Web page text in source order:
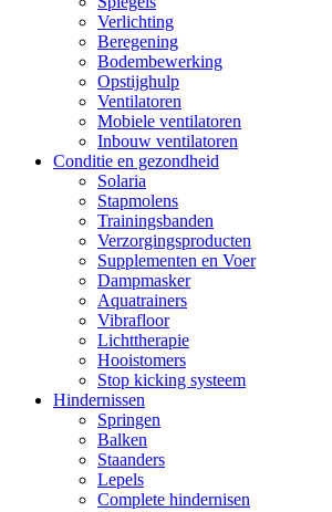
Verlichting
Beregening
Bodembewerking
Opstijghulp
Ventilatoren
Mobiele ventilatoren
Inbouw ventilatoren
Conditie en gezondheid
Solaria
Stapmolens
Trainingsbanden
Verzorgingsproducten
Supplementen en Voer
Dampmasker
Aquatrainers
Vibrafloor
Lichttherapie
Hooistomers
Stop kicking systeem
Hindernissen
Springen
Balken
Staanders
Lepels
Complete hindernisen